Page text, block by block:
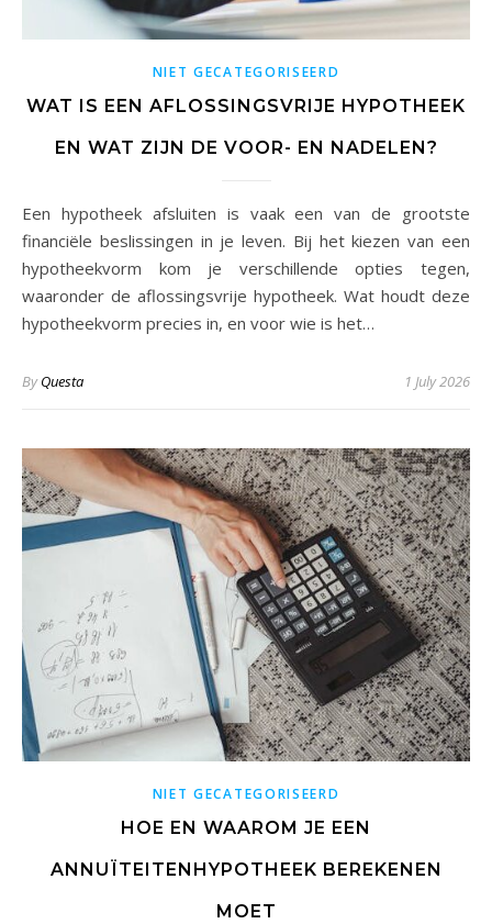
NIET GECATEGORISEERD
WAT IS EEN AFLOSSINGSVRIJE HYPOTHEEK
EN WAT ZIJN DE VOOR- EN NADELEN?
Een hypotheek afsluiten is vaak een van de grootste
financiële beslissingen in je leven. Bij het kiezen van een
hypotheekvorm kom je verschillende opties tegen,
waaronder de aflossingsvrije hypotheek. Wat houdt deze
hypotheekvorm precies in, en voor wie is het…
ByQuesta 1 July 2026
NIET GECATEGORISEERD
HOE EN WAAROM JE EEN
ANNUÏTEITENHYPOTHEEK BEREKENEN
MOET